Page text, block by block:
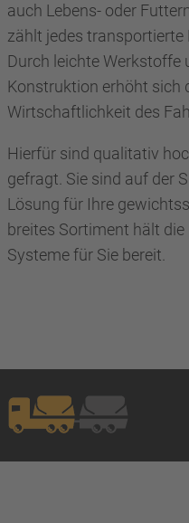
auch Lebens- oder
zählt jedes transportierte
Durch leichte
Konstruktion erhöht sich
Wirtschaftlichkeit des
Hierfür sind qualitativ
gefragt. Sie sind auf der
Lösung für Ihre
breites Sortiment hält
Systeme für Sie bereit.